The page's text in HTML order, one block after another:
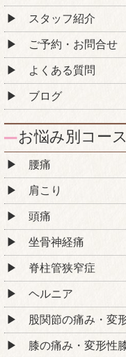
スタッフ紹介
ご予約・お問合せ
よくある質問
ブログ
お悩み別コー
腰痛
肩こり
頭痛
坐骨神経痛
脊柱管狭窄症
ヘルニア
股関節の痛み・変
膝の痛み・変形性